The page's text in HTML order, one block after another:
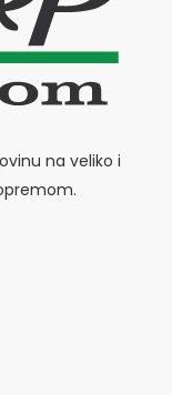
na veliko i